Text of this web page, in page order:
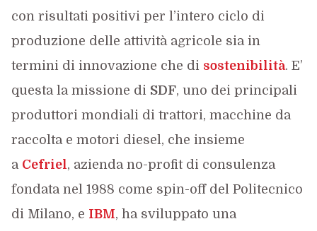
con risultati positivi per l’intero ciclo di
produzione delle attività agricole sia in
termini di innovazione che di sostenibilità. E’
questa la missione di SDF, uno dei principali
produttori mondiali di trattori, macchine da
raccolta e motori diesel, che insieme
a Cefriel, azienda no-profit di consulenza
fondata nel 1988 come spin-off del Politecnico
di Milano, e IBM, ha sviluppato una